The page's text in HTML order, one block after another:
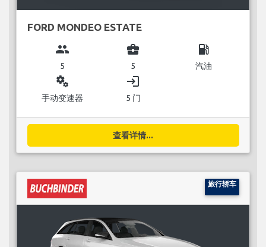
FORD MONDEO ESTATE
group
5
business_center
5
local_gas_station
汽油
miscellaneous_services
手动变速器
login
5 门
查看详情...
旅行轿车